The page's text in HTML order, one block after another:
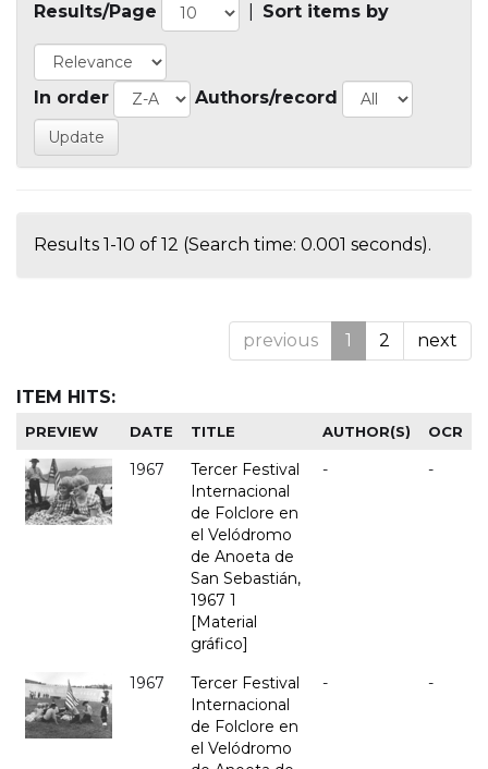
Results/Page Sort items by
In order Authors/record
Results 1-10 of 12 (Search time: 0.001 seconds).
previous 1 2 next
ITEM HITS:
PREVIEW DATE TITLE AUTHOR(S) OCR
1967
Tercer Festival
Internacional
de Folclore en
el Velódromo
de Anoeta de
San Sebastián,
1967 1
[Material
gráfico]
- -
1967
Tercer Festival
Internacional
de Folclore en
el Velódromo
- -